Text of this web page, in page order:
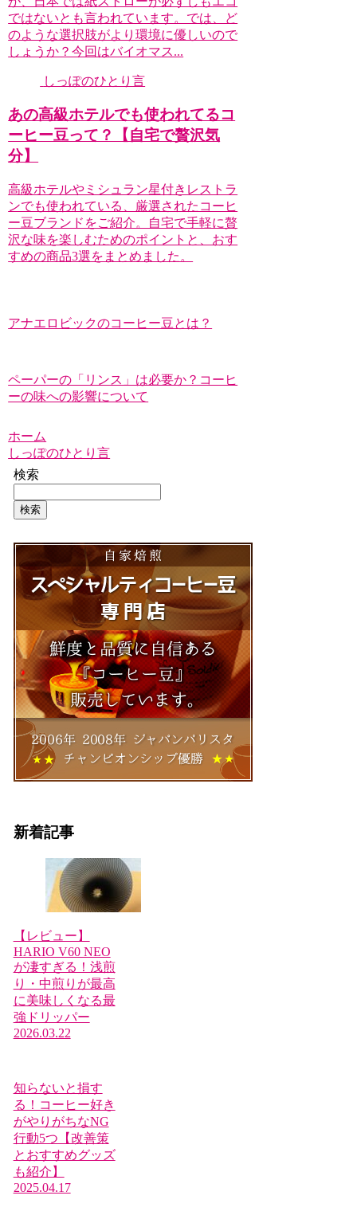
ではないとも言われています。では、ど
のような選択肢がより環境に優しいので
しょうか？今回はバイオマス...
しっぽのひとり言
あの高級ホテルでも使われてるコ
ーヒー豆って？【自宅で贅沢気
分】
高級ホテルやミシュラン星付きレストラ
ンでも使われている、厳選されたコーヒ
ー豆ブランドをご紹介。自宅で手軽に贅
沢な味を楽しむためのポイントと、おす
すめの商品3選をまとめました。
アナエロビックのコーヒー豆とは？
ペーパーの「リンス」は必要か？コーヒ
ーの味への影響について
ホーム
しっぽのひとり言
検索
検索
新着記事
【レビュー】
HARIO V60 NEO
が凄すぎる！浅煎
り・中煎りが最高
に美味しくなる最
強ドリッパー
2026.03.22
知らないと損す
る！コーヒー好き
がやりがちなNG
行動5つ【改善策
とおすすめグッズ
も紹介】
2025.04.17